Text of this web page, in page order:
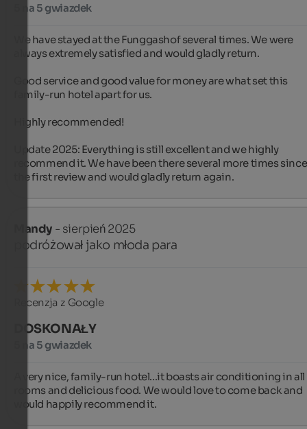
5 na 5 gwiazdek
We have stayed at the Funggashof several times. We were
always extremely satisfied and would gladly return.
Good service and good value for money are what set this
family-run hotel apart for us.
Highly recommended!
Update 2025: Everything is still excellent and we highly
recommend it. We have been there several more times since
the first review and would gladly return again.
Mandy - sierpień 2025
podróżował jako młoda para
Recenzja z Google
DOSKONAŁY
5 na 5 gwiazdek
A very nice, family-run hotel...it boasts air conditioning in all
rooms and delicious food. We would love to come back and
would happily recommend it.